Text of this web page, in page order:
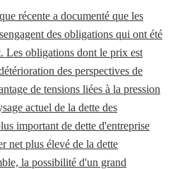
récente a documenté que les
des obligations qui ont été
Les obligations dont le prix est
des perspectives de
de tensions liées à la pression
actuel de la dette des
important de dette d'entreprise
net plus élevé de la dette
la possibilité d'un grand